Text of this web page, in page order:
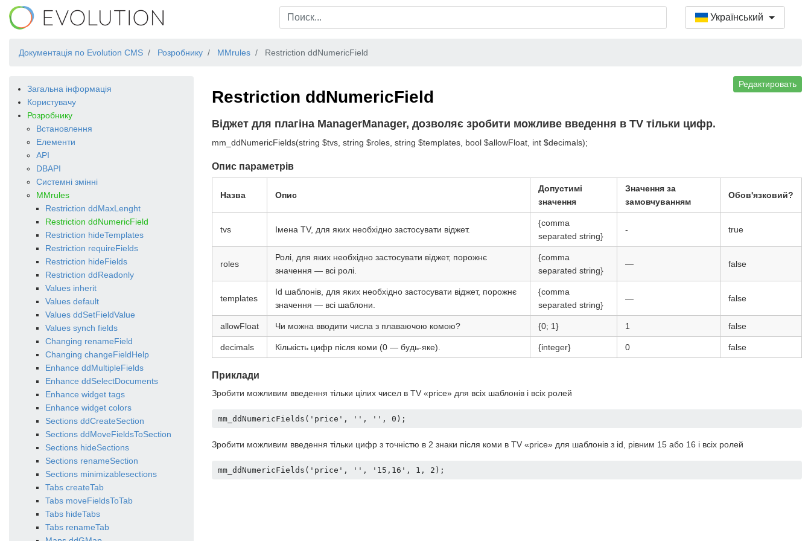
Український
Документація по Evolution CMS Розробнику MMrules Restriction ddNumericField
Загальна інформація
Користувачу
Розробнику
Встановлення
Елементи
API
DBAPI
Системні змінні
MMrules
Restriction ddMaxLenght
Restriction ddNumericField
Restriction hideTemplates
Restriction requireFields
Restriction hideFields
Restriction ddReadonly
Values inherit
Values default
Values ddSetFieldValue
Values synch fields
Changing renameField
Changing changeFieldHelp
Enhance ddMultipleFields
Enhance ddSelectDocuments
Enhance widget tags
Enhance widget colors
Sections ddCreateSection
Sections ddMoveFieldsToSection
Sections hideSections
Sections renameSection
Sections minimizablesections
Tabs createTab
Tabs moveFieldsToTab
Tabs hideTabs
Tabs renameTab
Редактировать
Restriction ddNumericField
Віджет для плагіна ManagerManager, дозволяє зробити можливе введення в TV тільки цифр.
mm_ddNumericFields(string $tvs, string $roles, string $templates, bool $allowFloat, int $decimals);
Опис параметрів
Назва Опис
Допустимі
значення
Значення за
замовчуванням
Обов'язковий?
tvs Імена TV, для яких необхідно застосувати віджет.
{comma
separated string}
- true
roles
Ролі, для яких необхідно застосувати віджет, порожнє
значення — всі ролі.
{comma
separated string}
— false
templates
Id шаблонів, для яких необхідно застосувати віджет, порожнє
значення — всі шаблони.
{comma
separated string}
— false
allowFloat Чи можна вводити числа з плаваючою комою? {0; 1} 1 false
decimals Кількість цифр після коми (0 — будь-яке). {integer} 0 false
Приклади
Зробити можливим введення тільки цілих чисел в TV «price» для всіх шаблонів і всіх ролей
mm_ddNumericFields('price', '', '', 0);
Зробити можливим введення тільки цифр з точністю в 2 знаки після коми в TV «price» для шаблонів з id, рівним 15 або 16 і всіх ролей
mm_ddNumericFields('price', '', '15,16', 1, 2);